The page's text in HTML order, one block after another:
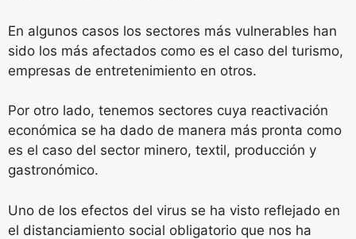
En algunos casos los sectores más vulnerables han
sido los más afectados como es el caso del turismo,
empresas de entretenimiento en otros.
Por otro lado, tenemos sectores cuya reactivación
económica se ha dado de manera más pronta como
es el caso del sector minero, textil, producción y
gastronómico.
Uno de los efectos del virus se ha visto reflejado en
el distanciamiento social obligatorio que nos ha